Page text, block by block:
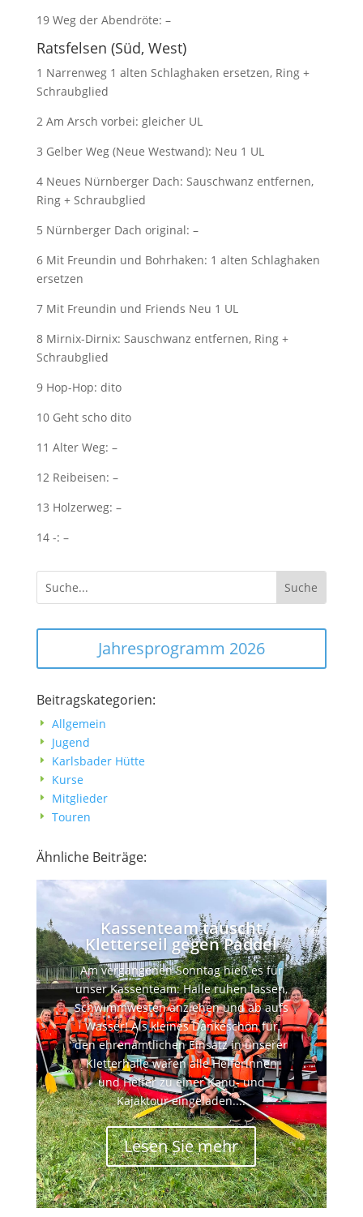
19 Weg der Abendröte: –
Ratsfelsen (Süd, West)
1 Narrenweg 1 alten Schlaghaken ersetzen, Ring +
Schraubglied
2 Am Arsch vorbei: gleicher UL
3 Gelber Weg (Neue Westwand): Neu 1 UL
4 Neues Nürnberger Dach: Sauschwanz entfernen,
Ring + Schraubglied
5 Nürnberger Dach original: –
6 Mit Freundin und Bohrhaken: 1 alten Schlaghaken
ersetzen
7 Mit Freundin und Friends Neu 1 UL
8 Mirnix-Dirnix: Sauschwanz entfernen, Ring +
Schraubglied
9 Hop-Hop: dito
10 Geht scho dito
11 Alter Weg: –
12 Reibeisen: –
13 Holzerweg: –
14 -: –
Jahresprogramm 2026
Beitragskategorien:
E Allgemein
E Jugend
E Karlsbader Hütte
E Kurse
E Mitglieder
E Touren
Ähnliche Beiträge:
Kassenteam tauscht
Kletterseil gegen Paddel
Am vergangenen Sonntag hieß es für
unser Kassenteam: Halle ruhen lassen,
Schwimmwesten anziehen und ab aufs
Wasser! Als kleines Dankeschön für
den ehrenamtlichen Einsatz in unserer
Kletterhalle waren alle Helferinnen
und Helfer zu einer Kanu- und
Kajaktour eingeladen....
Lesen Sie mehr